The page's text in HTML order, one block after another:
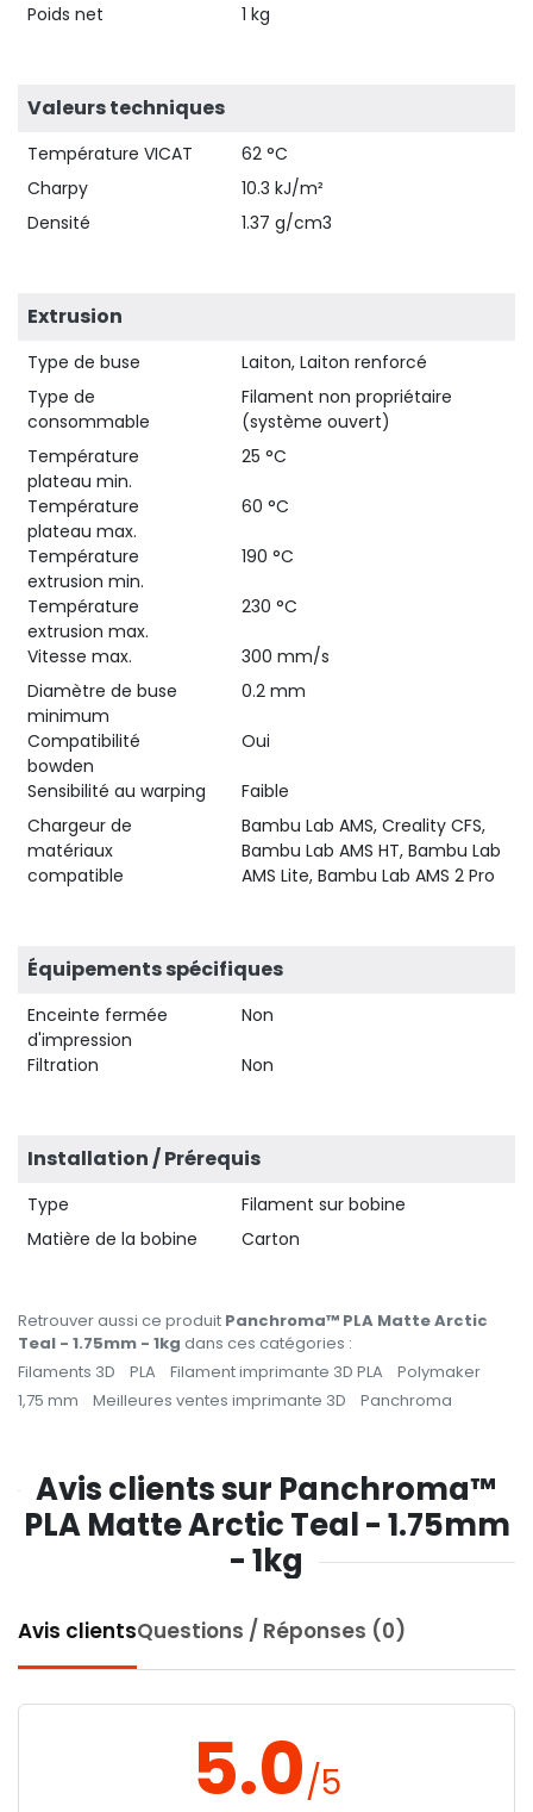
Poids net
1 kg
Valeurs techniques
Température VICAT
62 °C
Charpy
10.3 kJ/m²
Densité
1.37 g/cm3
Extrusion
Type de buse
Laiton, Laiton renforcé
Type de
consommable
Filament non propriétaire
(système ouvert)
Température
plateau min.
25 °C
Température
plateau max.
60 °C
Température
extrusion min.
190 °C
Température
extrusion max.
230 °C
Vitesse max.
300 mm/s
Diamètre de buse
minimum
0.2 mm
Compatibilité
bowden
Oui
Sensibilité au warping
Faible
Chargeur de
matériaux
compatible
Bambu Lab AMS, Creality CFS,
Bambu Lab AMS HT, Bambu Lab
AMS Lite, Bambu Lab AMS 2 Pro
Équipements spécifiques
Enceinte fermée
d'impression
Non
Filtration Non
Installation / Prérequis
Type
Filament sur bobine
Matière de la bobine
Carton
Retrouver aussi ce produit Panchroma™ PLA Matte Arctic
Teal - 1.75mm - 1kg dans ces catégories :
Filaments 3D
PLA Filament imprimante 3D PLA
Polymaker
1,75 mm
Meilleures ventes imprimante 3D Panchroma
Avis clients sur Panchroma™
PLA Matte Arctic Teal - 1.75mm
- 1kg
Avis clientsQuestions / Réponses (0)
5.0/5